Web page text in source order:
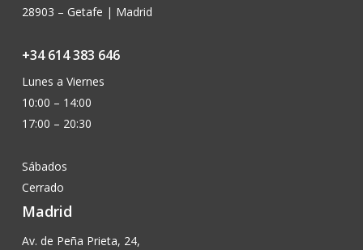
28903 – Getafe | Madrid
+34 614 383 646
Lunes a Viernes
10:00 – 14:00
17:00 – 20:30
Sábados
Cerrado
Madrid
Av. de Peña Prieta, 24,